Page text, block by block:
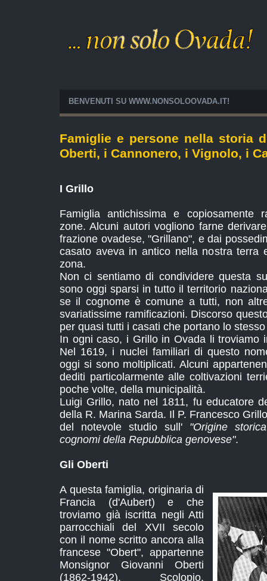
BENVENUTI SU WWW.NONSOLOOVADA.IT!
Famiglie e persone nella storia
Oberti, i Cannonero, i Vignolo, i
I Grillo
Famiglia antichissima e copiosamente
zone. Alcuni autori vogliono farne
frazione ovadese, "Grillano", e dai
casato aveva in antico nella nostra terra
zona.
Non ci sentiamo di condividere questa
sono oggi sparsi in tutto il territorio
se il cognome è comune a tutti, non
svariatissime ramificazioni. Discorso
per quasi tutti i casati che portano lo
In ogni caso, i Grillo in Ovada li troviamo
Nel 1619, i nuclei familiari di questo
oggi si sono moltiplicati. Alcuni
dediti particolarmente alle coltivazioni
poche volte, della municipalità.
Luigi Grillo, nato nel 1811, fu educatore
della R. Marina Sarda. Il P. Francesco
del notevole studio sull' "Origine
cognomi della Repubblica genovese".
Gli Oberti
A questa famiglia, originaria di
Francia (d'Aubert) e che
troviamo già iscritta negli Atti
parrocchiali del XVII secolo
con il nome scritto ancora alla
francese "Obert", appartenne
Monsignor Giovanni Oberti
(1862-1942). Scolopio,